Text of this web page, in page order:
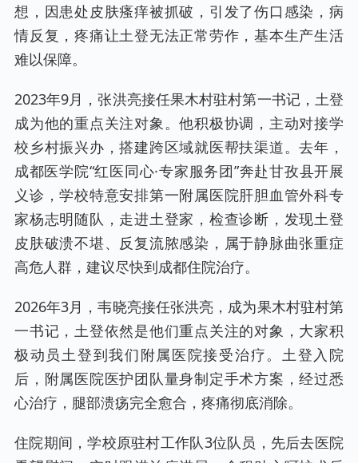
想，因患处皮肤瘙痒被抓破，引发了伤口感染，病
情反复，疼痛让土登无法正常劳作，基本生产生活
难以保障。
2023年9月，张洪亮接任果木村驻村第一书记，土登
成为他的重点关注对象。他积极协调，主动对接学
校乡村振兴办，搭建跨区域就医帮扶渠道。去年，
成都医学院“红医同心·专家服务团”奔赴甘孜县开展
义诊，学校特意安排第一附属医院肝胆血管外科专
家杨志明随队，走进土登家，检查诊断，发现土登
皮肤破溃不堪、反复流脓感染，属于静脉曲张重症
高危人群，建议尽快到成都住院治疗。
2026年3月，韦晓亮接任张洪亮，成为果木村驻村第
一书记，土登依然是他们重点关注的对象，大家积
极动员土登到我们附属医院接受治疗。土登入院
后，附属医院医护团队量身制定手术方案，经过悉
心治疗，腿部溃疡完全愈合，疼痛彻底消除。
住院期间，学校原驻村工作队3位队员，先后去医院